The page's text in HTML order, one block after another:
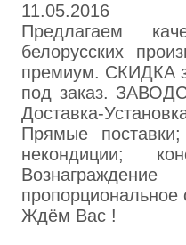
11.05.2016
Предлагаем
белорусских
премиум. СКИДКА
под заказ.
Доставка-
Прямые
некондиции;
пропорциональное
Ждём Вас !